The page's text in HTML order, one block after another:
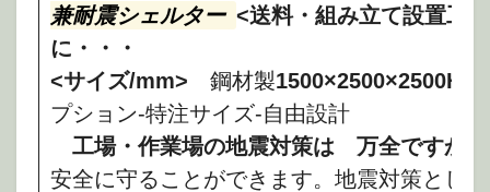
兼耐震シェルター <送料・組み立て設置工
に・・・
<サイズ/mm> 鋼材製1500×2500×2500H
プション-特注サイズ-自由設計
工場・作業場の地震対策は
万全ですか？
安全に守ることができます。地震対策とし